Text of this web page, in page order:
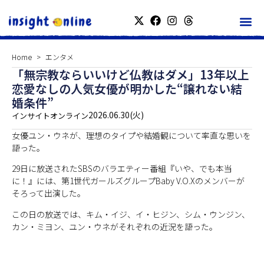
Home エンタメ
「無宗教ならいいけど仏教はダメ」13年以上
恋愛なしの人気女優が明かした“譲れない結
婚条件”
インサイトオンライン2026.06.30(火)
女優ユン・ウネが、理想のタイプや結婚観について率直な思いを
語った。
29日に放送されたSBSのバラエティー番組『いや、でも本当
に！』には、第1世代ガールズグループBaby V.O.Xのメンバーが
そろって出演した。
この日の放送では、キム・イジ、イ・ヒジン、シム・ウンジン、
カン・ミヨン、ユン・ウネがそれぞれの近況を語った。